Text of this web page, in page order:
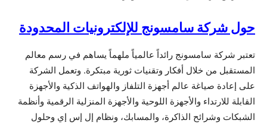
حول شركة سامسونج للإلكترونيات المحدودة
تعتبر شركة سامسونج رائداً عالمياً ملهماً يساهم في رسم معالم
المستقبل من خلال أفكار وتقنيات ثورية مبتكرة. وتعمل الشركة
على إعادة صياغة عالم أجهزة التلفاز والهواتف الذكية والأجهزة
القابلة للارتداء والأجهزة اللوحية والأجهزة المنزلية الرقمية وأنظمة
الشبكات وشرائح الذاكرة، والمسابك، ونظام إل إس إي وحلول